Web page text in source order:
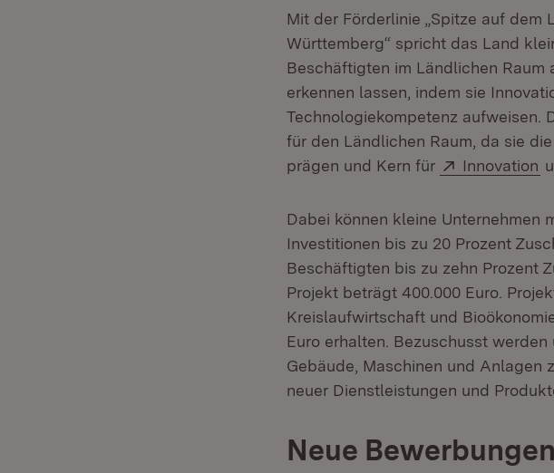
Mit der Förderlinie „Spitze auf dem
Württemberg“ spricht das Land
Beschäftigten im Ländlichen Raum
erkennen lassen, indem sie
Technologiekompetenz aufweisen.
für den Ländlichen Raum, da sie
prägen und Kern für
Extern:
Innovation
Dabei können kleine Unternehmen
Investitionen bis zu 20 Prozent
Beschäftigten bis zu zehn Prozent
Projekt beträgt 400.000 Euro.
Kreislaufwirtschaft und
Euro erhalten. Bezuschusst
Gebäude, Maschinen und
neuer Dienstleistungen und
Neue